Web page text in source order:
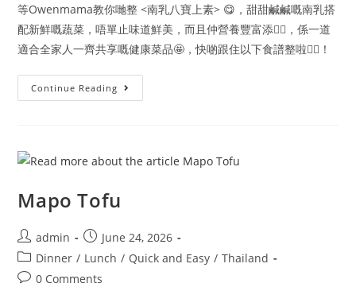
等Owenmama教你哋整 <南乳八寶上素> 😋，甜甜鹹鹹嘅南乳搭
配新鮮嘅蔬菜，唔單止味道鮮美，而且仲營養豐富添👍🏻，係一道
適合全家人一齊共享嘅健康菜品🤩，快啲跟住以下食譜整啦👇🏻！
Continue Reading 南
乳
Mapo Tofu
Post
author:
admin
Post
published:
June 24, 2026
Post
category:
Dinner / Lunch / Quick and Easy / Thailand
Post0 Comments